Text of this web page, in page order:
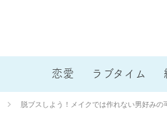
恋愛 ラブタイム
脱ブスしよう！メイクでは作れない男好みの